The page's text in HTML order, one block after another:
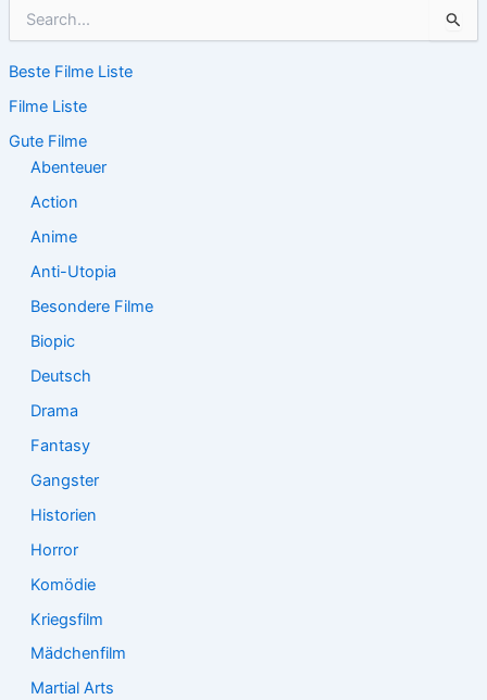
h
n
n
Beste Filme Liste
Filme Liste
Gute Filme
Abenteuer
Action
Anime
Anti-Utopia
Besondere Filme
Biopic
Deutsch
Drama
Fantasy
Gangster
Historien
Horror
Komödie
Kriegsfilm
Mädchenfilm
Martial Arts